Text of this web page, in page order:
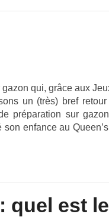
qui, grâce aux
un (très) bref
prépara­tion sur
en­fan­ce au
quel est